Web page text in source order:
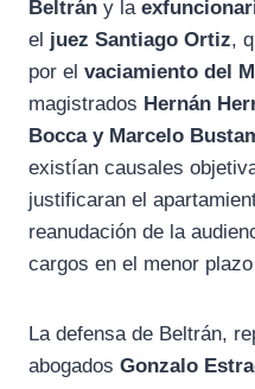
o
k
m
p
p
Beltrán y la
el juez Santiago Ortiz,
por el vaciamiento del
magistrados Hernán
Bocca y Marcelo
existían causales
justificaran el
reanudación de la
cargos en el menor
La defensa de Beltrán,
abogados Gonzalo